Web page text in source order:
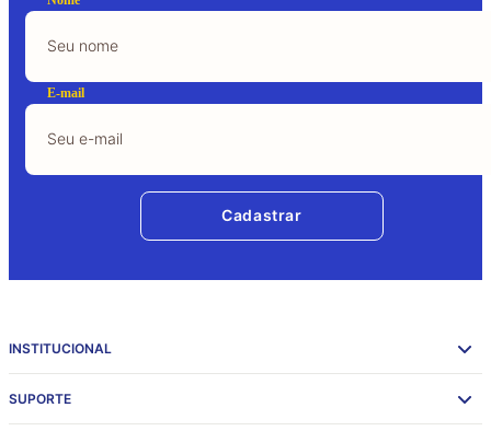
E-mail
Cadastrar
INSTITUCIONAL
SUPORTE